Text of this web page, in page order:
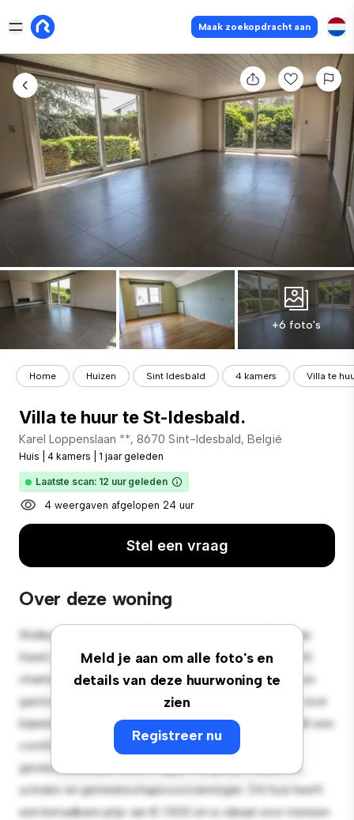
Maak zoekopdracht aan
+6 foto's
Home Huizen Sint Idesbald 4 kamers Villa te
Villa te huur te St-Idesbald.
Karel Loppenslaan **, 8670 Sint-Idesbald, België
Huis 4 kamers 1 jaar geleden
Laatste scan: 12 uur geleden
4 weergaven afgelopen 24 uur
Stel een vraag
Over deze woning
Meld je aan om alle foto's en
details van deze huurwoning te
zien
Registreer nu
Welkom in een sfeervolle oase in de buitenwijken van
Karel Loppenslaan 15, 8670 Sint-Idesbald, België! Dit
charmante huis met 4 slaapkamers biedt een ruime en
gastvrije omgeving. De grote achtertuin is perfect voor
bijeenkomsten buiten en het gezellige interieur biedt een
comfortabele leefomgeving. Gelegen in een
gezinsvriendelijke buurt krijg je toegang tot parken,
scholen en gemeenschapsvoorzieningen. Dit huis heeft
een betaalbare prijs van € 1.500 en is ideaal voor mensen